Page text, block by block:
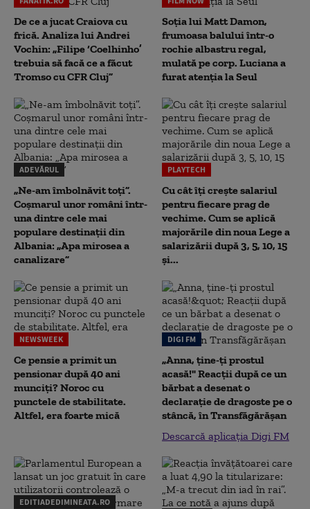
De ce a jucat Craiova cu
frică. Analiza lui Andrei
Vochin: „Filipe ‘Coelhinho’
trebuia să facă ce a făcut
Tromso cu CFR Cluj”
Soția lui Matt Damon,
frumoasa balului într-o
rochie albastru regal,
mulată pe corp. Luciana a
furat atenția la Seul
ADEVĂRUL
„Ne-am îmbolnăvit toți”.
Coșmarul unor români într-
una dintre cele mai
populare destinații din
Albania: „Apa mirosea a
canalizare”
PLAYTECH
Cu cât îți crește salariul
pentru fiecare prag de
vechime. Cum se aplică
majorările din noua Lege a
salarizării după 3, 5, 10, 15
și...
NEWSWEEK
Ce pensie a primit un
pensionar după 40 ani
munciți? Noroc cu
punctele de stabilitate.
Altfel, era foarte mică
DIGI FM
„Anna, ţine-ţi prostul
acasă!" Reacţii după ce un
bărbat a desenat o
declaraţie de dragoste pe o
stâncă, în Transfăgărăşan
Descarcă aplicația Digi FM
EDITIADEDIMINEATA.RO